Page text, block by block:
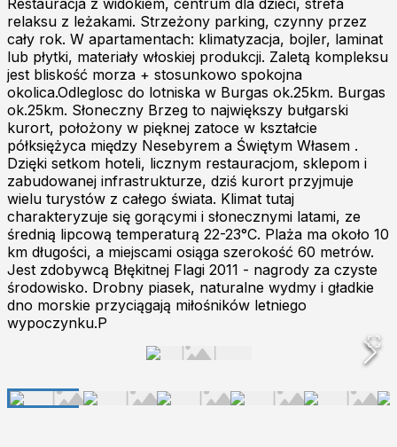
relaksu z leżakami. Strzeżony parking, czynny przez
cały rok. W apartamentach: klimatyzacja, bojler, laminat
lub płytki, materiały włoskiej produkcji. Zaletą kompleksu
jest bliskość morza + stosunkowo spokojna
okolica.Odleglosc do lotniska w Burgas ok.25km. Burgas
ok.25km. Słoneczny Brzeg to największy bułgarski
kurort, położony w pięknej zatoce w kształcie
półksiężyca między Nesebyrem a Świętym Własem .
Dzięki setkom hoteli, licznym restauracjom, sklepom i
zabudowanej infrastrukturze, dziś kurort przyjmuje
wielu turystów z całego świata. Klimat tutaj
charakteryzuje się gorącymi i słonecznymi latami, ze
średnią lipcową temperaturą 22-23°C. Plaża ma około 10
km długości, a miejscami osiąga szerokość 60 metrów.
Jest zdobywcą Błękitnej Flagi 2011 - nagrody za czyste
środowisko. Drobny piasek, naturalne wydmy i gładkie
dno morskie przyciągają miłośników letniego
wypoczynku.P